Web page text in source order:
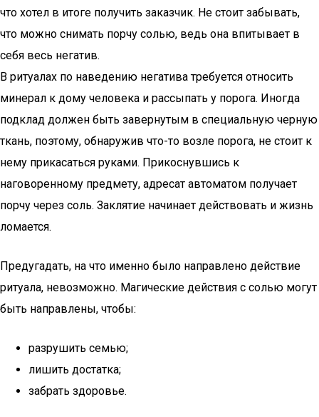
что хотел в итоге получить заказчик. Не стоит забывать,
что можно снимать порчу солью, ведь она впитывает в
себя весь негатив.
В ритуалах по наведению негатива требуется относить
минерал к дому человека и рассыпать у порога. Иногда
подклад должен быть завернутым в специальную черную
ткань, поэтому, обнаружив что-то возле порога, не стоит к
нему прикасаться руками. Прикоснувшись к
наговоренному предмету, адресат автоматом получает
порчу через соль. Заклятие начинает действовать и жизнь
ломается.
Предугадать, на что именно было направлено действие
ритуала, невозможно. Магические действия с солью могут
быть направлены, чтобы:
разрушить семью;
лишить достатка;
забрать здоровье.